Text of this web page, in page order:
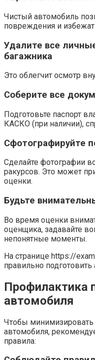
Чистый автомобиль
повреждения и
Удалите все
багажника
Это облегчит осмотр
Соберите все
Подготовьте паспорт
КАСКО (при наличии),
Сфотографируйте
Сделайте фотографии
ракурсов. Это может
оценки.
Будьте
Во время оценки
оценщика, задавайте
непонятные моменты.
На странице https://
правильно
Профилактика
автомобиля
Чтобы
автомобиля,
правила: